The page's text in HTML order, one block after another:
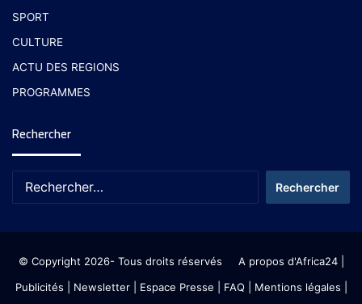
SPORT
CULTURE
ACTU DES REGIONS
PROGRAMMES
Rechercher
© Copyright 2026- Tous droits réservés A propos d'Africa24|
Publicités
Newsletter| Espace Presse | FAQ | Mentions légales